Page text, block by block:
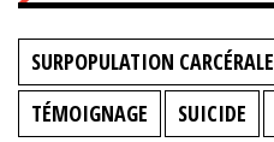
SURPOPULATION CARCÉRALE
TÉMOIGNAGE
SUICIDE